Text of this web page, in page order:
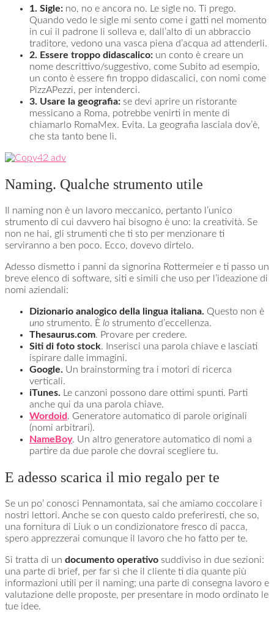
1. Sigle: no, no e ancora no. Le sigle no. Ti prego.
Quando vedo le sigle mi sento come i gatti nel momento
in cui il padrone li solleva e, dall’alto di un abbraccio
traditore, vedono una vasca piena d’acqua ad attenderli.
2. Essere troppo didascalico: un conto è creare un
nome descrittivo/suggestivo, come Subito ad esempio,
un conto è essere fin troppo didascalici, con nomi come
PizzAPezzi, per intenderci.
3. Usare la geografia: se devi aprire un ristorante
messicano a Roma, potrebbe venirti in mente di
chiamarlo RomaMex. Evita. La geografia lasciala dov’è,
che sta tanto bene lì.
Naming. Qualche strumento utile
Il naming non è un lavoro meccanico, pertanto l’unico
strumento di cui davvero hai bisogno è uno: la creatività. Se
non ne hai, gli strumenti che ti sto per menzionare ti
serviranno a ben poco. Ecco, dovevo dirtelo.
Adesso dismetto i panni da signorina Rottermeier e ti passo un
breve elenco di software, siti e simili che uso per l’ideazione di
nomi aziendali:
Dizionario analogico della lingua italiana. Questo non è
uno strumento. È lo strumento d’eccellenza.
Thesaurus.com. Provare per credere.
Siti di foto stock. Inserisci una parola chiave e lasciati
ispirare dalle immagini.
Google. Un brainstorming tra i motori di ricerca
verticali.
iTunes. Le canzoni possono dare ottimi spunti. Parti
anche qui da una parola chiave.
Wordoid. Generatore automatico di parole originali
(nomi arbitrari).
NameBoy. Un altro generatore automatico di nomi a
partire da due parole che dovrai scegliere tu.
E adesso scarica il mio regalo per te
Se un po’ conosci Pennamontata, sai che amiamo coccolare i
nostri lettori. Anche se con questo caldo preferiresti, che so,
una fornitura di Liuk o un condizionatore fresco di pacca,
spero apprezzerai comunque il lavoro che ho fatto per te.
Si tratta di un documento operativo suddiviso in due sezioni:
una parte di brief, per far sì che il cliente ti dia quante più
informazioni utili per il naming; una parte di consegna lavoro e
valutazione delle proposte, per presentare in modo ordinato le
tue idee.